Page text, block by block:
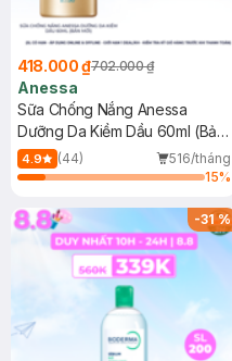
418.000 ₫702.000 ₫
Anessa
Sữa Chống Nắng Anessa
Dưỡng Da Kiềm Dầu 60ml (Bản
Mới)
4.9 (44)
516/tháng
15%
-31%